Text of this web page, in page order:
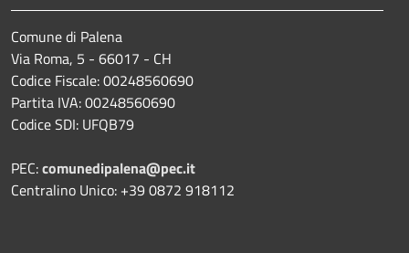
Comune di Palena
Via Roma, 5 - 66017 - CH
Codice Fiscale: 00248560690
Partita IVA: 00248560690
Codice SDI: UFQB79
PEC:comunedipalena@pec.it
Centralino Unico: +39 0872 918112